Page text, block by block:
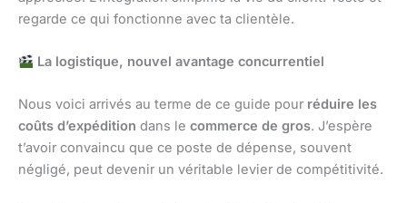
regarde ce qui fonctionne avec ta clientèle.
La logistique, nouvel avantage concurrentiel
Nous voici arrivés au terme de ce guide pour réduire les
coûts d’expédition dans le commerce de gros. J’espère
t’avoir convaincu que ce poste de dépense, souvent
négligé, peut devenir un véritable levier de compétitivité.